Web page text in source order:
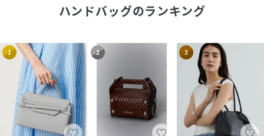
ハンドバッグのランキング
1 2 3